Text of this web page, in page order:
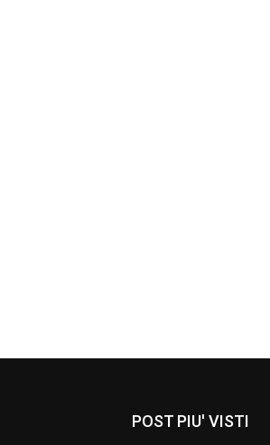
POST PIU' VISTI